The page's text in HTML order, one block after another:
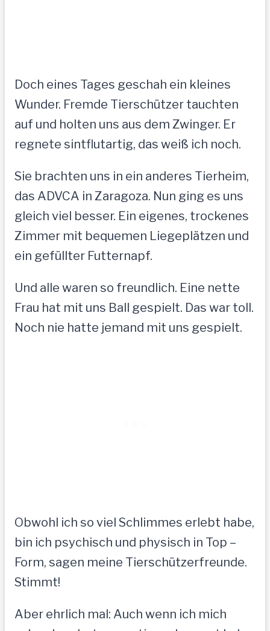
Doch eines Tages geschah ein kleines
Wunder. Fremde Tierschützer tauchten
auf und holten uns aus dem Zwinger. Er
regnete sintflutartig, das weiß ich noch.
Sie brachten uns in ein anderes Tierheim,
das ADVCA in Zaragoza. Nun ging es uns
gleich viel besser. Ein eigenes, trockenes
Zimmer mit bequemen Liegeplätzen und
ein gefüllter Futternapf.
Und alle waren so freundlich. Eine nette
Frau hat mit uns Ball gespielt. Das war toll.
Noch nie hatte jemand mit uns gespielt.
Obwohl ich so viel Schlimmes erlebt habe,
bin ich psychisch und physisch in Top –
Form, sagen meine Tierschützerfreunde.
Stimmt!
Aber ehrlich mal: Auch wenn ich mich